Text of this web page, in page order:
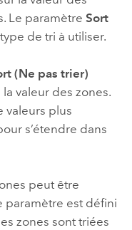
Le paramètre Sort
de tri à utiliser.
(Ne pas trier)
valeur des zones.
valeurs plus
s’étendre dans
peut être
paramètre est défini
zones sont triées